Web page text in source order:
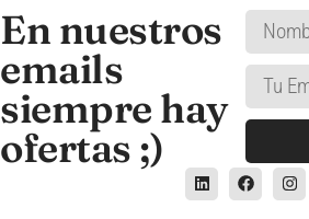
En nuestros
emails
siempre hay
ofertas ;)